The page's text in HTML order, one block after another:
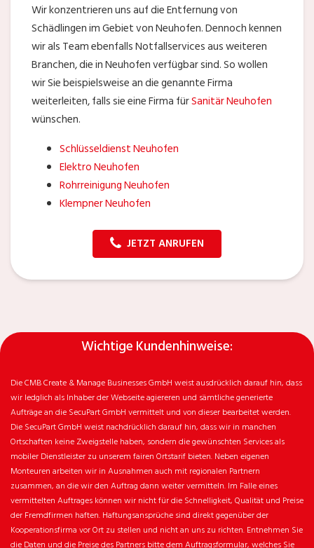
Wir konzentrieren uns auf die Entfernung von
Schädlingen im Gebiet von Neuhofen. Dennoch kennen
wir als Team ebenfalls Notfallservices aus weiteren
Branchen, die in Neuhofen verfügbar sind. So wollen
wir Sie beispielsweise an die genannte Firma
weiterleiten, falls sie eine Firma fürSanitär Neuhofen
wünschen.
Schlüsseldienst Neuhofen
Elektro Neuhofen
Rohrreinigung Neuhofen
Klempner Neuhofen
JETZT ANRUFEN
Wichtige Kundenhinweise:
Die CMB Create & Manage Businesses GmbH weist ausdrücklich darauf hin, dass
wir ledglich als Inhaber der Webseite agiereren und sämtliche generierte
Aufträge an die SecuPart GmbH vermittelt und von dieser bearbeitet werden.
Die SecuPart GmbH weist nachdrücklich darauf hin, dass wir in manchen
Ortschaften keine Zweigstelle haben, sondern die gewünschten Services als
mobiler Dienstleister zu unserem fairen Ortstarif bieten. Neben eigenen
Monteuren arbeiten wir in Ausnahmen auch mit regionalen Partnern
zusammen, an die wir den Auftrag dann weiter vermitteln. Im Falle eines
vermittelten Auftrages können wir nicht für die Schnelligkeit, Qualität und Preise
der Fremdfirmen haften. Haftungsansprüche sind direkt gegenüber der
Kooperationsfirma vor Ort zu stellen und nicht an uns zu richten. Entnehmen Sie
die Daten und die Preise des Partners bitte dem Auftragsformular, welches Sie